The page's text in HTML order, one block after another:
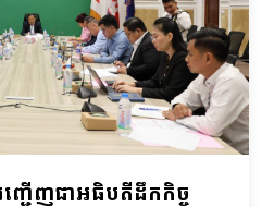
ជើញជាអធិបតីដឹកកិច្ច